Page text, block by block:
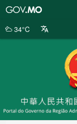
da
34°C